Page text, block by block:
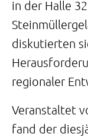
in der Halle
diskutierten
regionaler
Veranstaltet
fand der